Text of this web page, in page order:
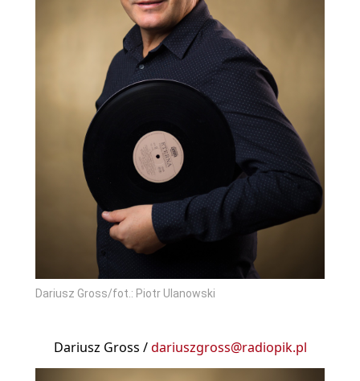
Dariusz Gross/fot.: Piotr Ulanowski
Dariusz Gross /dariuszgross@radiopik.pl